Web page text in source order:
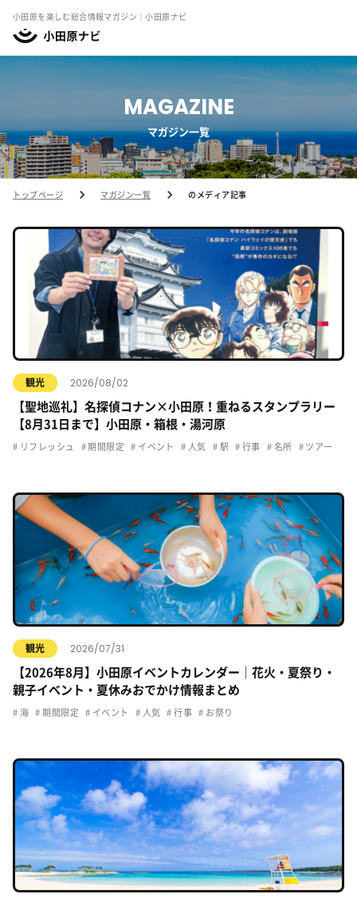
小田原を楽しむ総合情報マガジン｜小田原ナビ
MAGAZINE
マガジン一覧
トップページ マガジン一覧 のメディア記事
観光 2026/08/02
【聖地巡礼】名探偵コナン×小田原！重ねるスタンプラリー
【8月31日まで】小田原・箱根・湯河原
リフレッシュ 期間限定 イベント 人気 駅 行事 名所 ツアー
観光 2026/07/31
【2026年8月】小田原イベントカレンダー｜花火・夏祭り・
親子イベント・夏休みおでかけ情報まとめ
海 期間限定 イベント 人気 行事 お祭り